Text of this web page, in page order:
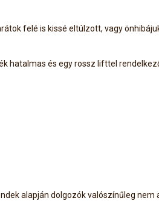
felé is kissé eltúlzott, vagy
hatalmas és egy rossz lifttel
alapján dolgozók valószínűleg nem